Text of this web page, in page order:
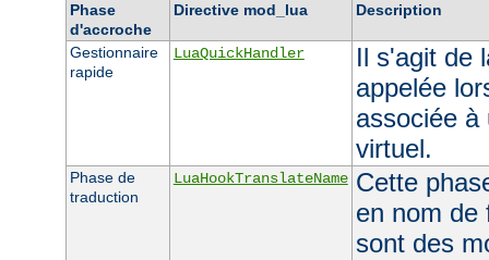
Phase
d'accroche
Directive mod_lua Description
Gestionnaire
rapide
LuaQuickHandler
Il s'agit de
appelée
associée à
virtuel.
Phase de
traduction
LuaHookTranslateName Cette
en nom de
sont des